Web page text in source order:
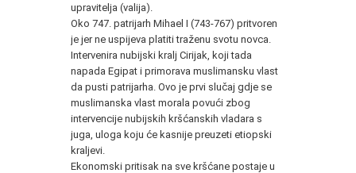
upravitelja (valija).
Oko 747. patrijarh Mihael I (743-767) pritvoren
je jer ne uspijeva platiti traženu svotu novca.
Intervenira nubijski kralj Cirijak, koji tada
napada Egipat i primorava muslimansku vlast
da pusti patrijarha. Ovo je prvi slučaj gdje se
muslimanska vlast morala povući zbog
intervencije nubijskih kršćanskih vladara s
juga, uloga koju će kasnije preuzeti etiopski
kraljevi.
Ekonomski pritisak na sve kršćane postaje u